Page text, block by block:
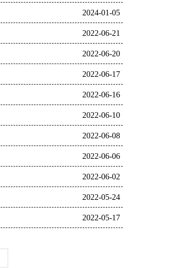
2024-01-05
2022-06-21
2022-06-20
2022-06-17
2022-06-16
2022-06-10
2022-06-08
2022-06-06
2022-06-02
2022-05-24
2022-05-17